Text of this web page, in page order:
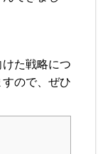
た戦略につ
ので、ぜひ